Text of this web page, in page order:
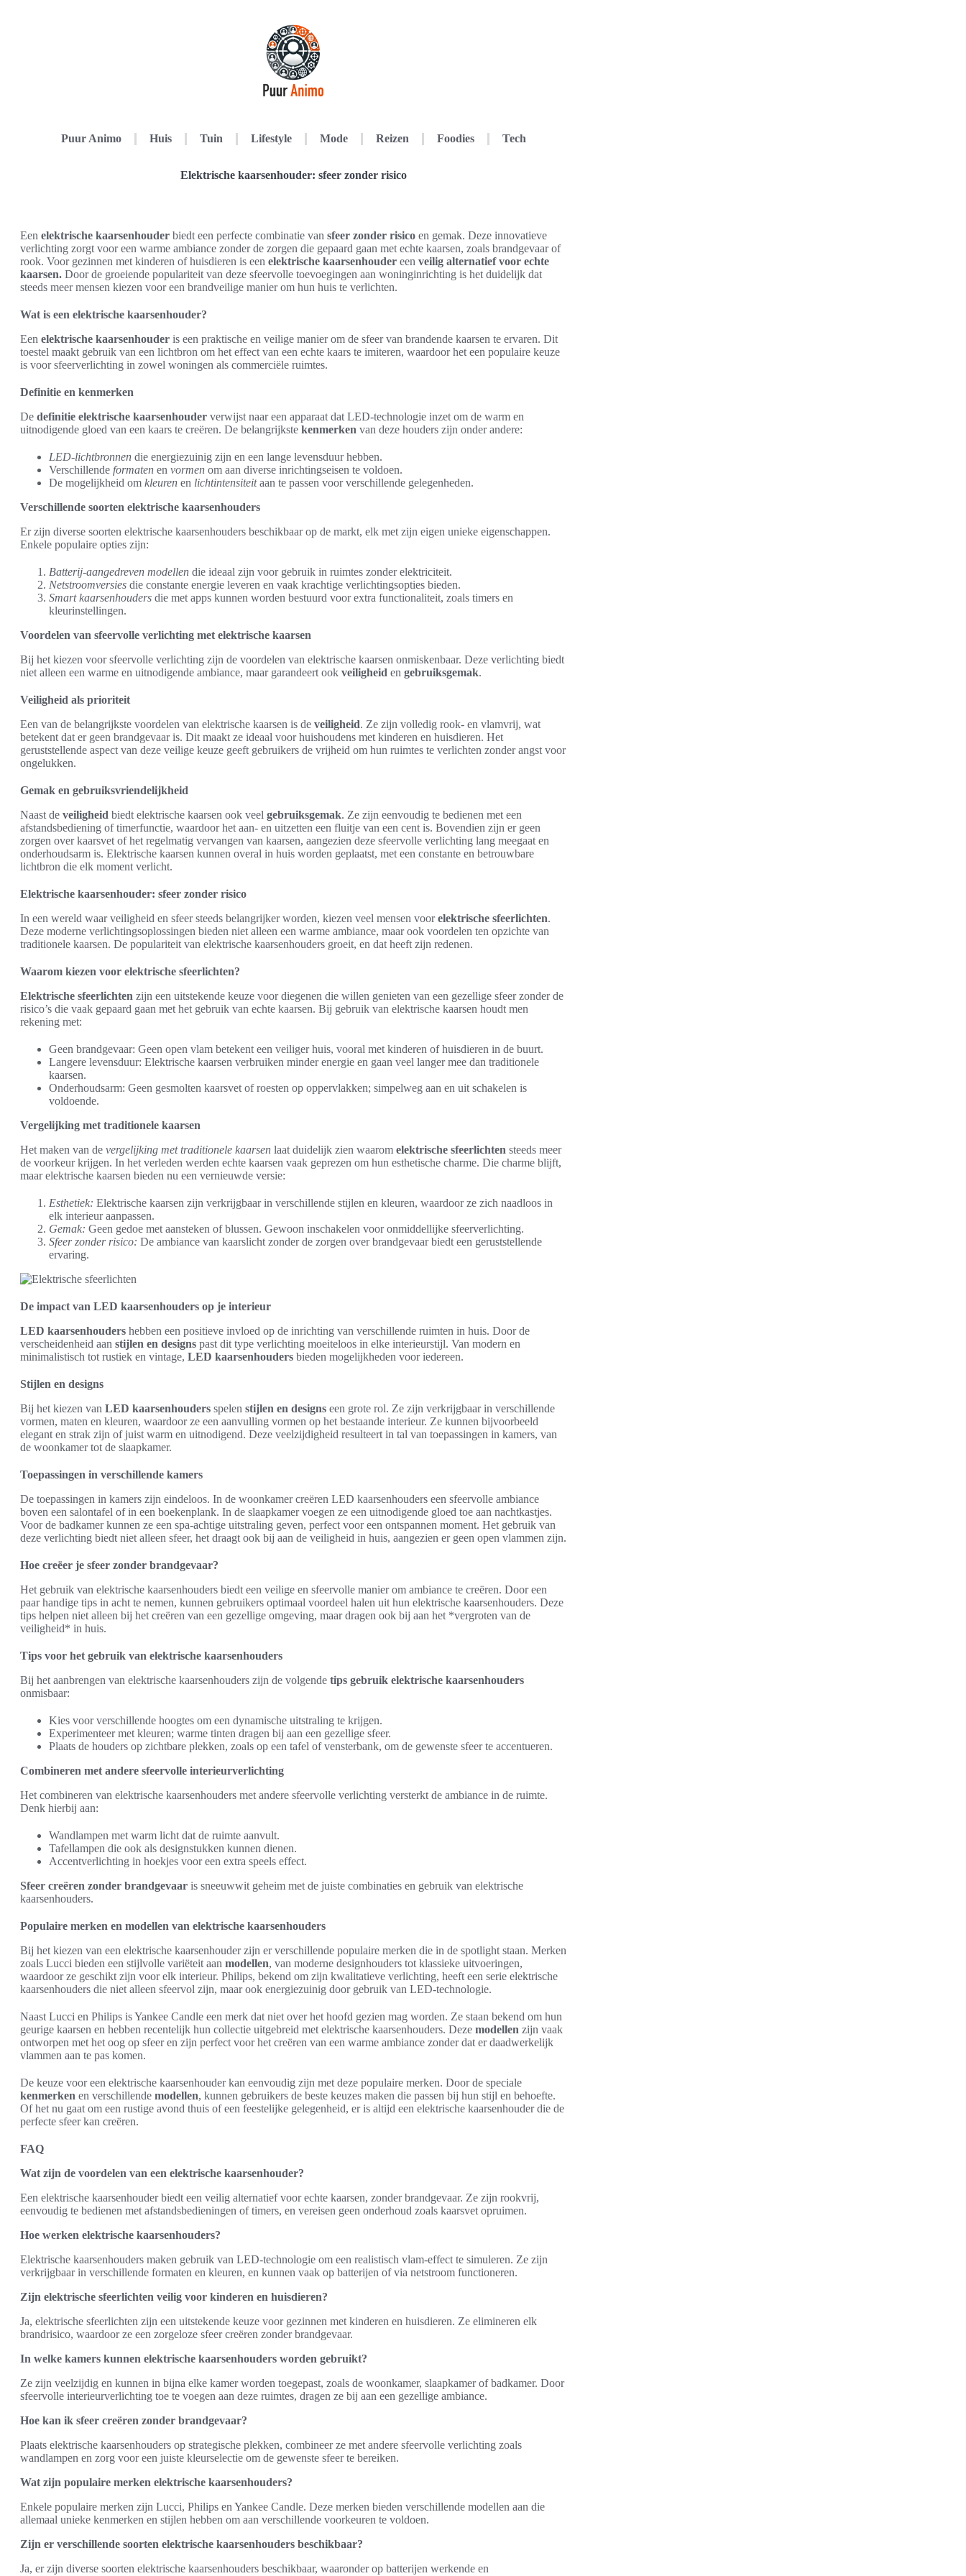
Puur Animo Huis Tuin Lifestyle Mode Reizen Foodies Tech
Elektrische kaarsenhouder: sfeer zonder risico
Een elektrische kaarsenhouder biedt een perfecte combinatie van sfeer zonder risico en gemak. Deze innovatieve
verlichting zorgt voor een warme ambiance zonder de zorgen die gepaard gaan met echte kaarsen, zoals brandgevaar of
rook. Voor gezinnen met kinderen of huisdieren is een elektrische kaarsenhouder een veilig alternatief voor echte
kaarsen. Door de groeiende populariteit van deze sfeervolle toevoegingen aan woninginrichting is het duidelijk dat
steeds meer mensen kiezen voor een brandveilige manier om hun huis te verlichten.
Wat is een elektrische kaarsenhouder?
Een elektrische kaarsenhouder is een praktische en veilige manier om de sfeer van brandende kaarsen te ervaren. Dit
toestel maakt gebruik van een lichtbron om het effect van een echte kaars te imiteren, waardoor het een populaire keuze
is voor sfeerverlichting in zowel woningen als commerciële ruimtes.
Definitie en kenmerken
De definitie elektrische kaarsenhouder verwijst naar een apparaat dat LED-technologie inzet om de warm en
uitnodigende gloed van een kaars te creëren. De belangrijkste kenmerken van deze houders zijn onder andere:
LED-lichtbronnen die energiezuinig zijn en een lange levensduur hebben.
Verschillende formaten en vormen om aan diverse inrichtingseisen te voldoen.
De mogelijkheid om kleuren en lichtintensiteitaan te passen voor verschillende gelegenheden.
Verschillende soorten elektrische kaarsenhouders
Er zijn diverse soorten elektrische kaarsenhouders beschikbaar op de markt, elk met zijn eigen unieke eigenschappen.
Enkele populaire opties zijn:
Batterij-aangedreven modellen die ideaal zijn voor gebruik in ruimtes zonder elektriciteit.
Netstroomversies die constante energie leveren en vaak krachtige verlichtingsopties bieden.
Smart kaarsenhouders die met apps kunnen worden bestuurd voor extra functionaliteit, zoals timers en
kleurinstellingen.
Voordelen van sfeervolle verlichting met elektrische kaarsen
Bij het kiezen voor sfeervolle verlichting zijn de voordelen van elektrische kaarsen onmiskenbaar. Deze verlichting biedt
niet alleen een warme en uitnodigende ambiance, maar garandeert ook veiligheid en gebruiksgemak.
Veiligheid als prioriteit
Een van de belangrijkste voordelen van elektrische kaarsen is de veiligheid. Ze zijn volledig rook- en vlamvrij, wat
betekent dat er geen brandgevaar is. Dit maakt ze ideaal voor huishoudens met kinderen en huisdieren. Het
geruststellende aspect van deze veilige keuze geeft gebruikers de vrijheid om hun ruimtes te verlichten zonder angst voor
ongelukken.
Gemak en gebruiksvriendelijkheid
Naast de veiligheid biedt elektrische kaarsen ook veel gebruiksgemak. Ze zijn eenvoudig te bedienen met een
afstandsbediening of timerfunctie, waardoor het aan- en uitzetten een fluitje van een cent is. Bovendien zijn er geen
zorgen over kaarsvet of het regelmatig vervangen van kaarsen, aangezien deze sfeervolle verlichting lang meegaat en
onderhoudsarm is. Elektrische kaarsen kunnen overal in huis worden geplaatst, met een constante en betrouwbare
lichtbron die elk moment verlicht.
Elektrische kaarsenhouder: sfeer zonder risico
In een wereld waar veiligheid en sfeer steeds belangrijker worden, kiezen veel mensen voorelektrische sfeerlichten.
Deze moderne verlichtingsoplossingen bieden niet alleen een warme ambiance, maar ook voordelen ten opzichte van
traditionele kaarsen. De populariteit van elektrische kaarsenhouders groeit, en dat heeft zijn redenen.
Waarom kiezen voor elektrische sfeerlichten?
Elektrische sfeerlichten zijn een uitstekende keuze voor diegenen die willen genieten van een gezellige sfeer zonder de
risico’s die vaak gepaard gaan met het gebruik van echte kaarsen. Bij gebruik van elektrische kaarsen houdt men
rekening met:
Geen brandgevaar: Geen open vlam betekent een veiliger huis, vooral met kinderen of huisdieren in de buurt.
Langere levensduur: Elektrische kaarsen verbruiken minder energie en gaan veel langer mee dan traditionele
kaarsen.
Onderhoudsarm: Geen gesmolten kaarsvet of roesten op oppervlakken; simpelweg aan en uit schakelen is
voldoende.
Vergelijking met traditionele kaarsen
Het maken van de vergelijking met traditionele kaarsen laat duidelijk zien waarom elektrische sfeerlichten steeds meer
de voorkeur krijgen. In het verleden werden echte kaarsen vaak geprezen om hun esthetische charme. Die charme blijft,
maar elektrische kaarsen bieden nu een vernieuwde versie:
Esthetiek: Elektrische kaarsen zijn verkrijgbaar in verschillende stijlen en kleuren, waardoor ze zich naadloos in
elk interieur aanpassen.
Gemak: Geen gedoe met aansteken of blussen. Gewoon inschakelen voor onmiddellijke sfeerverlichting.
Sfeer zonder risico: De ambiance van kaarslicht zonder de zorgen over brandgevaar biedt een geruststellende
ervaring.
De impact van LED kaarsenhouders op je interieur
LED kaarsenhouders hebben een positieve invloed op de inrichting van verschillende ruimten in huis. Door de
verscheidenheid aan stijlen en designs past dit type verlichting moeiteloos in elke interieurstijl. Van modern en
minimalistisch tot rustiek en vintage, LED kaarsenhouders bieden mogelijkheden voor iedereen.
Stijlen en designs
Bij het kiezen van LED kaarsenhouders spelen stijlen en designs een grote rol. Ze zijn verkrijgbaar in verschillende
vormen, maten en kleuren, waardoor ze een aanvulling vormen op het bestaande interieur. Ze kunnen bijvoorbeeld
elegant en strak zijn of juist warm en uitnodigend. Deze veelzijdigheid resulteert in tal van toepassingen in kamers, van
de woonkamer tot de slaapkamer.
Toepassingen in verschillende kamers
De toepassingen in kamers zijn eindeloos. In de woonkamer creëren LED kaarsenhouders een sfeervolle ambiance
boven een salontafel of in een boekenplank. In de slaapkamer voegen ze een uitnodigende gloed toe aan nachtkastjes.
Voor de badkamer kunnen ze een spa-achtige uitstraling geven, perfect voor een ontspannen moment. Het gebruik van
deze verlichting biedt niet alleen sfeer, het draagt ook bij aan de veiligheid in huis, aangezien er geen open vlammen zijn.
Hoe creëer je sfeer zonder brandgevaar?
Het gebruik van elektrische kaarsenhouders biedt een veilige en sfeervolle manier om ambiance te creëren. Door een
paar handige tips in acht te nemen, kunnen gebruikers optimaal voordeel halen uit hun elektrische kaarsenhouders. Deze
tips helpen niet alleen bij het creëren van een gezellige omgeving, maar dragen ook bij aan het *vergroten van de
veiligheid* in huis.
Tips voor het gebruik van elektrische kaarsenhouders
Bij het aanbrengen van elektrische kaarsenhouders zijn de volgende tips gebruik elektrische kaarsenhouders
onmisbaar:
Kies voor verschillende hoogtes om een dynamische uitstraling te krijgen.
Experimenteer met kleuren; warme tinten dragen bij aan een gezellige sfeer.
Plaats de houders op zichtbare plekken, zoals op een tafel of vensterbank, om de gewenste sfeer te accentueren.
Combineren met andere sfeervolle interieurverlichting
Het combineren van elektrische kaarsenhouders met andere sfeervolle verlichting versterkt de ambiance in de ruimte.
Denk hierbij aan:
Wandlampen met warm licht dat de ruimte aanvult.
Tafellampen die ook als designstukken kunnen dienen.
Accentverlichting in hoekjes voor een extra speels effect.
Sfeer creëren zonder brandgevaar is sneeuwwit geheim met de juiste combinaties en gebruik van elektrische
kaarsenhouders.
Populaire merken en modellen van elektrische kaarsenhouders
Bij het kiezen van een elektrische kaarsenhouder zijn er verschillende populaire merken die in de spotlight staan. Merken
zoals Lucci bieden een stijlvolle variëteit aan modellen, van moderne designhouders tot klassieke uitvoeringen,
waardoor ze geschikt zijn voor elk interieur. Philips, bekend om zijn kwalitatieve verlichting, heeft een serie elektrische
kaarsenhouders die niet alleen sfeervol zijn, maar ook energiezuinig door gebruik van LED-technologie.
Naast Lucci en Philips is Yankee Candle een merk dat niet over het hoofd gezien mag worden. Ze staan bekend om hun
geurige kaarsen en hebben recentelijk hun collectie uitgebreid met elektrische kaarsenhouders. Deze modellen zijn vaak
ontworpen met het oog op sfeer en zijn perfect voor het creëren van een warme ambiance zonder dat er daadwerkelijk
vlammen aan te pas komen.
De keuze voor een elektrische kaarsenhouder kan eenvoudig zijn met deze populaire merken. Door de speciale
kenmerken en verschillende modellen, kunnen gebruikers de beste keuzes maken die passen bij hun stijl en behoefte.
Of het nu gaat om een rustige avond thuis of een feestelijke gelegenheid, er is altijd een elektrische kaarsenhouder die de
perfecte sfeer kan creëren.
FAQ
Wat zijn de voordelen van een elektrische kaarsenhouder?
Een elektrische kaarsenhouder biedt een veilig alternatief voor echte kaarsen, zonder brandgevaar. Ze zijn rookvrij,
eenvoudig te bedienen met afstandsbedieningen of timers, en vereisen geen onderhoud zoals kaarsvet opruimen.
Hoe werken elektrische kaarsenhouders?
Elektrische kaarsenhouders maken gebruik van LED-technologie om een realistisch vlam-effect te simuleren. Ze zijn
verkrijgbaar in verschillende formaten en kleuren, en kunnen vaak op batterijen of via netstroom functioneren.
Zijn elektrische sfeerlichten veilig voor kinderen en huisdieren?
Ja, elektrische sfeerlichten zijn een uitstekende keuze voor gezinnen met kinderen en huisdieren. Ze elimineren elk
brandrisico, waardoor ze een zorgeloze sfeer creëren zonder brandgevaar.
In welke kamers kunnen elektrische kaarsenhouders worden gebruikt?
Ze zijn veelzijdig en kunnen in bijna elke kamer worden toegepast, zoals de woonkamer, slaapkamer of badkamer. Door
sfeervolle interieurverlichting toe te voegen aan deze ruimtes, dragen ze bij aan een gezellige ambiance.
Hoe kan ik sfeer creëren zonder brandgevaar?
Plaats elektrische kaarsenhouders op strategische plekken, combineer ze met andere sfeervolle verlichting zoals
wandlampen en zorg voor een juiste kleurselectie om de gewenste sfeer te bereiken.
Wat zijn populaire merken elektrische kaarsenhouders?
Enkele populaire merken zijn Lucci, Philips en Yankee Candle. Deze merken bieden verschillende modellen aan die
allemaal unieke kenmerken en stijlen hebben om aan verschillende voorkeuren te voldoen.
Zijn er verschillende soorten elektrische kaarsenhouders beschikbaar?
Ja, er zijn diverse soorten elektrische kaarsenhouders beschikbaar, waaronder op batterijen werkende en